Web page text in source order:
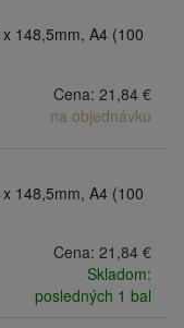
148,5mm, A4 (100
Cena: 21,84 €
na objednávku
148,5mm, A4 (100
Cena: 21,84 €
Skladom:
posledných 1 bal